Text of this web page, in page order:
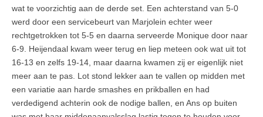
wat te voorzichtig aan de derde set. Een achterstand van 5-0
werd door een servicebeurt van Marjolein echter weer
rechtgetrokken tot 5-5 en daarna serveerde Monique door naar
6-9. Heijendaal kwam weer terug en liep meteen ook wat uit tot
16-13 en zelfs 19-14, maar daarna kwamen zij er eigenlijk niet
meer aan te pas. Lot stond lekker aan te vallen op midden met
een variatie aan harde smashes en prikballen en had
verdedigend achterin ook de nodige ballen, en Ans op buiten